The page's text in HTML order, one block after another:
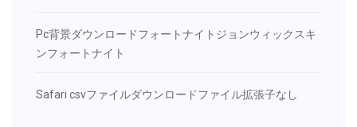
Pc背景ダウンロードフォートナイトジョンウィックスキ
ンフォートナイト
Safari csvファイルダウンロードファイル拡張子なし